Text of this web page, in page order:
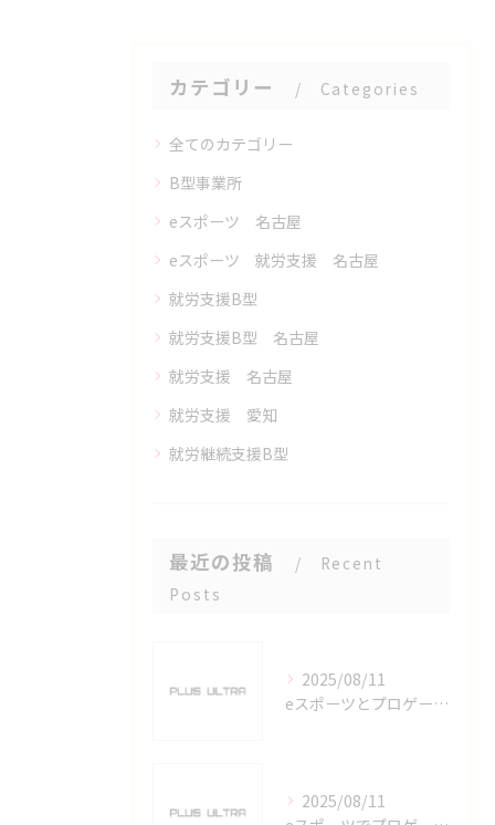
カテゴリー Categories
全てのカテゴリー
B型事業所
eスポーツ 名古屋
eスポーツ 就労支援 名古屋
就労支援B型
就労支援B型 名古屋
就労支援 名古屋
就労支援 愛知
就労継続支援B型
最近の投稿
Recent
Posts
2025/08/11
eスポーツとプロゲーマーを六番町駅で目指すための実践ガイド
2025/08/11